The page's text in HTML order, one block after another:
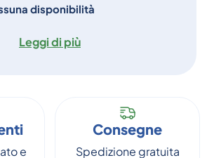
disponibilità
Leggi di più
e
Consegne
Spedizione gratuita